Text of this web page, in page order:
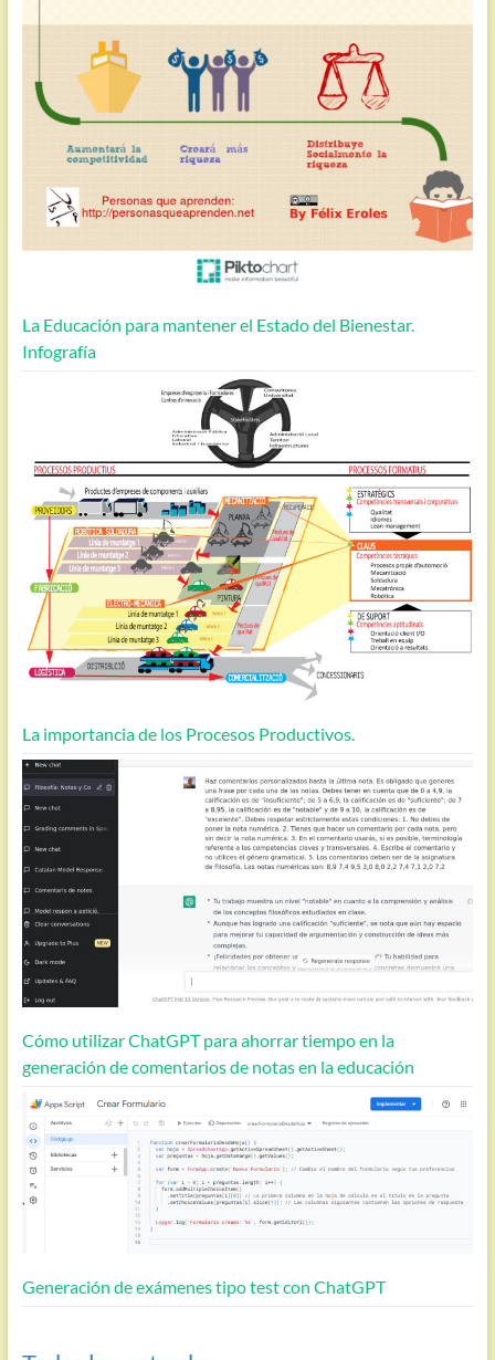
La Educación para mantener el Estado del Bienestar.
Infografía
La importancia de los Procesos Productivos.
Cómo utilizar ChatGPT para ahorrar tiempo en la
generación de comentarios de notas en la educación
Generación de exámenes tipo test con ChatGPT